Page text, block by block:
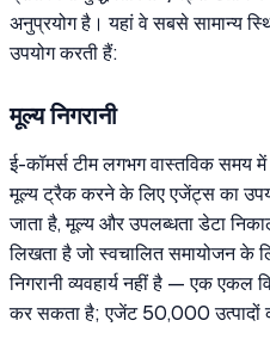
अनुप्रयोग है। यहां वे सबसे सामान्य
उपयोग करती हैं:
मूल्य निगरानी
ई-कॉमर्स टीम लगभग वास्तविक समय में
मूल्य ट्रैक करने के लिए एजेंट्स का
जाता है, मूल्य और उपलब्धता डेटा
लिखता है जो स्वचालित समायोजन के
निगरानी व्यवहार्य नहीं है — एक एकल
कर सकता है; एजेंट 50,000 उत्पादों